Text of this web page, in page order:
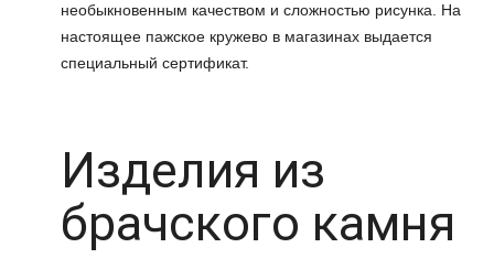
необыкновенным качеством и сложностью рисунка. На
настоящее пажское кружево в магазинах выдается
специальный сертификат.
Изделия из
брачского камня